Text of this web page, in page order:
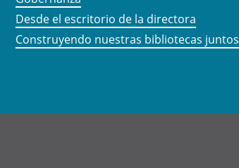
Desde el escritorio de la directora
Construyendo nuestras bibliotecas juntos